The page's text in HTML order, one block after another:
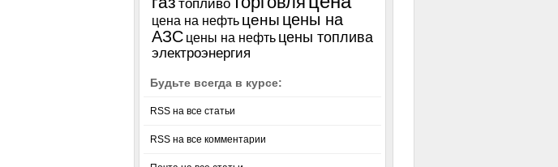
топливо
цена на нефть цены цены на
АЗС цены на нефть цены топлива
электроэнергия
Будьте всегда в курсе:
RSS на все статьи
RSS на все комментарии